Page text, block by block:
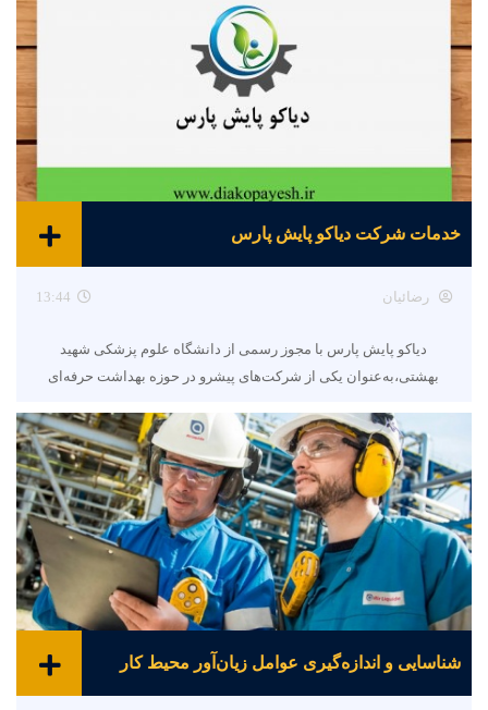
خدمات شرکت دیاکو پایش پارس
رضائیان 13:44
دیاکو پایش پارس با مجوز رسمی از دانشگاه علوم پزشکی شهید
بهشتی،به‌عنوان یکی از شرکت‌های پیشرو در حوزه بهداشت حرفه‌ای
شناسایی و اندازه‌گیری عوامل زیان‌آور محیط کار